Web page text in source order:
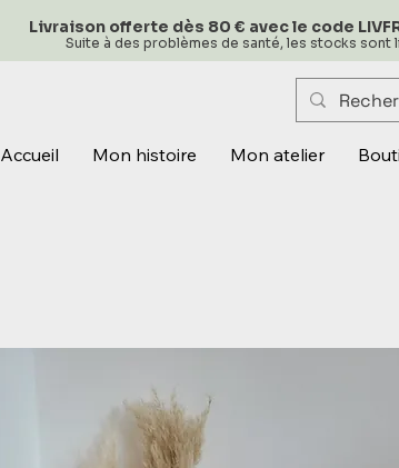
Livraison offerte dès 80 € avec le code
Suite à des problèmes de santé, les stocks
Accueil Mon histoire Mon atelier